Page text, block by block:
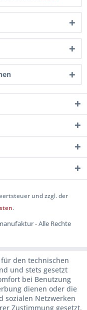
und zzgl. der
.
- Alle Rechte
den technischen
und stets gesetzt
bei Benutzung
dienen oder die
sozialen Netzwerken
Zustimmung gesetzt.